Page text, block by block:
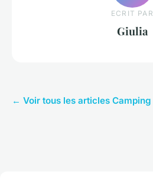
ECRIT PAR
Giulia
← Voir tous les articles Camping